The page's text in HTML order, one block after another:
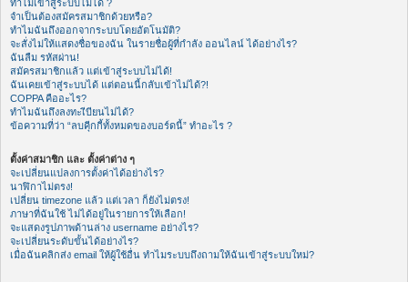
ทำไมเข้าสู่ระบบไม่ได้ ?
จำเป็นต้องสมัครสมาชิกด้วยหรือ?
ทำไมฉันถึงออกจากระบบโดยอัตโนมัติ?
จะสั่งไม่ให้แสดงชื่อของฉัน ในรายชื่อผู้ที่กำลัง ออนไลน์ ได้อย่างไร?
ฉันลืม รหัสผ่าน!
สมัครสมาชิกแล้ว แต่เข้าสู่ระบบไม่ได้!
ฉันเคยเข้าสู่ระบบได้ แต่ตอนนี้กลับเข้าไม่ได้?!
COPPA คืออะไร?
ทำไมฉันถึงลงทะเีบียนไม่ได้?
ข้อความที่ว่า “ลบคุีกกี้ทั้งหมดของบอร์ดนี้” ทำอะไร ?
ตั้งค่าสมาชิก และ ตั้งค่าต่าง ๆ
จะเปลี่ยนแปลงการตั้งค่าได้อย่างไร?
นาฬิกาไม่ตรง!
เปลี่ยน timezone แล้ว แต่เวลา ก็ยังไม่ตรง!
ภาษาที่ฉันใช้ ไม่ได้อยู่ในรายการให้เลือก!
จะแสดงรูปภาพด้านล่าง username อย่างไร?
จะเปลี่ยนระดับขั้นได้อย่างไร?
เมื่อฉันคลิกส่ง email ให้ผู้ใช้อื่น ทำไมระบบถึงถามให้ฉันเข้าสู่ระบบใหม่?